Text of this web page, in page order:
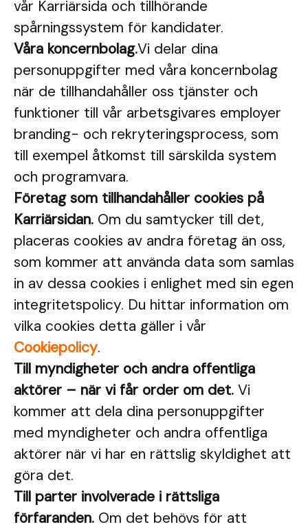
vår Karriärsida och tillhörande
spårningssystem för kandidater.
Våra koncernbolag.Vi delar dina
personuppgifter med våra koncernbolag
när de tillhandahåller oss tjänster och
funktioner till vår arbetsgivares employer
branding- och rekryteringsprocess, som
till exempel åtkomst till särskilda system
och programvara.
Företag som tillhandahåller cookies på
Karriärsidan. Om du samtycker till det,
placeras cookies av andra företag än oss,
som kommer att använda data som samlas
in av dessa cookies i enlighet med sin egen
integritetspolicy. Du hittar information om
vilka cookies detta gäller i vår
Cookiepolicy.
Till myndigheter och andra offentliga
aktörer – när vi får order om det. Vi
kommer att dela dina personuppgifter
med myndigheter och andra offentliga
aktörer när vi har en rättslig skyldighet att
göra det.
Till parter involverade i rättsliga
förfaranden. Om det behövs för att